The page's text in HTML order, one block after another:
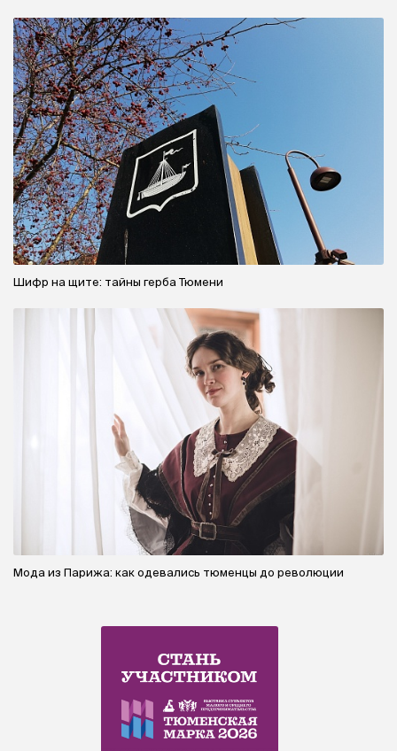
Шифр на щите: тайны герба Тюмени
Мода из Парижа: как одевались тюменцы до революции